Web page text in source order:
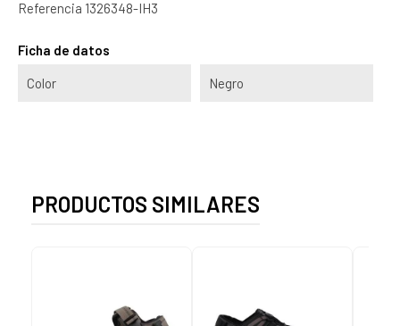
Referencia 1326348-IH3
Ficha de datos
Color Negro
PRODUCTOS SIMILARES